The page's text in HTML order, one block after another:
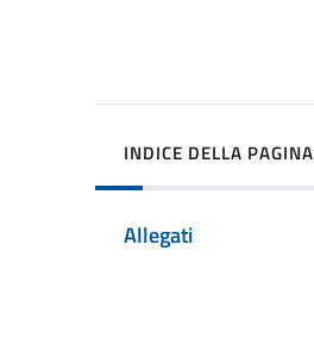
INDICE DELLA PAGINA
Allegati